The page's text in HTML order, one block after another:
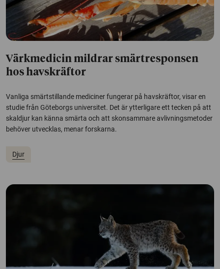
Värkmedicin mildrar smärtresponsen
hos havskräftor
Vanliga smärtstillande mediciner fungerar på havskräftor, visar en
studie från Göteborgs universitet. Det är ytterligare ett tecken på att
skaldjur kan känna smärta och att skonsammare avlivningsmetoder
behöver utvecklas, menar forskarna.
Djur